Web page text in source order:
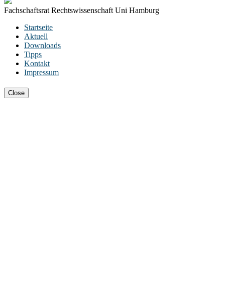
Fachschaftsrat Rechtswissenschaft Uni Hamburg
Startseite
Aktuell
Downloads
Tipps
Kontakt
Impressum
Close